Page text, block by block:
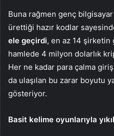
Buna rağmen genç bilgisayar
ürettiği hazır kodlar
ele geçirdi, en az 14
hamlede 4 milyon dolarlık
Her ne kadar para çalma
da ulaşılan bu zarar boyutu
gösteriyor.
Basit kelime oyunlarıyla